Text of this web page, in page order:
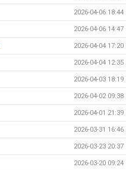
2026-04-06 18:44
2026-04-06 14:47
2026-04-04 17:20
2026-04-04 12:35
2026-04-03 18:19
2026-04-02 09:38
2026-04-01 21:39
2026-03-31 16:46
2026-03-23 20:37
2026-03-20 09:24